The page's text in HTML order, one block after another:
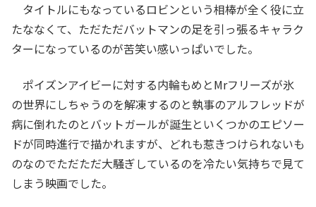
タイトルにもなっているロビンという相棒が全く役に立
たななくて、ただただバットマンの足を引っ張るキャラク
ターになっているのが苦笑い感いっぱいでした。
ポイズンアイビーに対する内輪もめとMrフリーズが氷
の世界にしちゃうのを解凍するのと執事のアルフレッドが
病に倒れたのとバットガールが誕生といくつかのエピソー
ドが同時進行で描かれますが、どれも惹きつけられないも
のなのでただただ大騒ぎしているのを冷たい気持ちで見て
しまう映画でした。